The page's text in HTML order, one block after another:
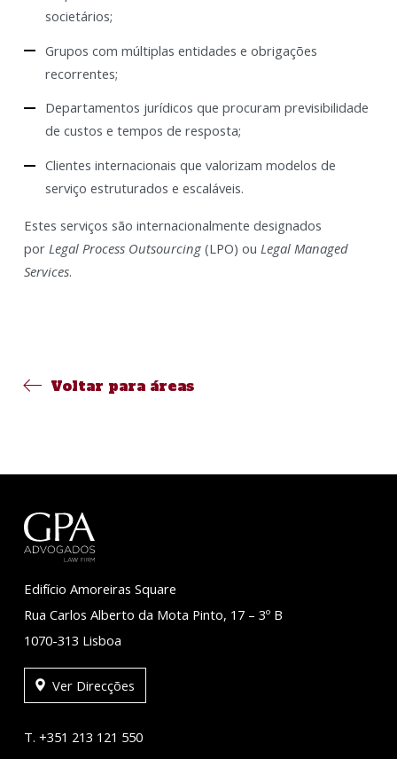
societários;
Grupos com múltiplas entidades e obrigações
recorrentes;
Departamentos jurídicos que procuram previsibilidade
de custos e tempos de resposta;
Clientes internacionais que valorizam modelos de
serviço estruturados e escaláveis.
Estes serviços são internacionalmente designados
por Legal Process Outsourcing (LPO) ou Legal Managed
Services.
Voltar para áreas
Edifício Amoreiras Square
Rua Carlos Alberto da Mota Pinto, 17 – 3º B
1070-313 Lisboa
Ver Direcções
T. +351 213 121 550